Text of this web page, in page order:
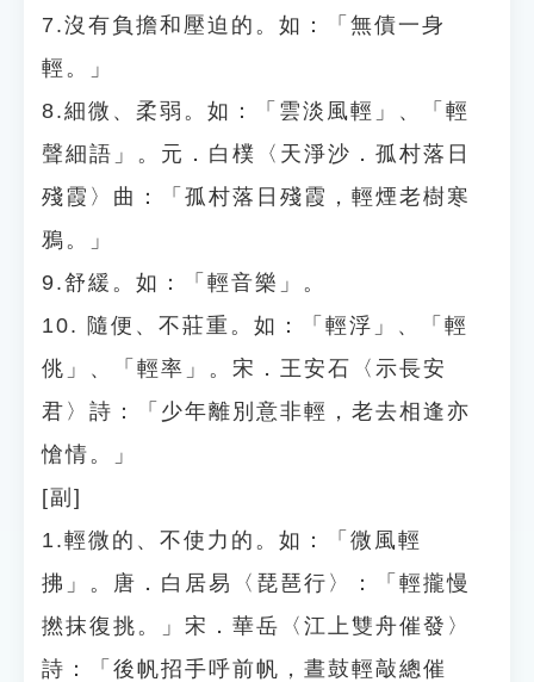
7.沒有負擔和壓迫的。如：「無債一身
輕。」
8.細微、柔弱。如：「雲淡風輕」、「輕
聲細語」。元．白樸〈天淨沙．孤村落日
殘霞〉曲：「孤村落日殘霞，輕煙老樹寒
鴉。」
9.舒緩。如：「輕音樂」。
10. 隨便、不莊重。如：「輕浮」、「輕
佻」、「輕率」。宋．王安石〈示長安
君〉詩：「少年離別意非輕，老去相逢亦
愴情。」
[副]
1.輕微的、不使力的。如：「微風輕
拂」。唐．白居易〈琵琶行〉：「輕攏慢
撚抹復挑。」宋．華岳〈江上雙舟催發〉
詩：「後帆招手呼前帆，晝鼓輕敲總催